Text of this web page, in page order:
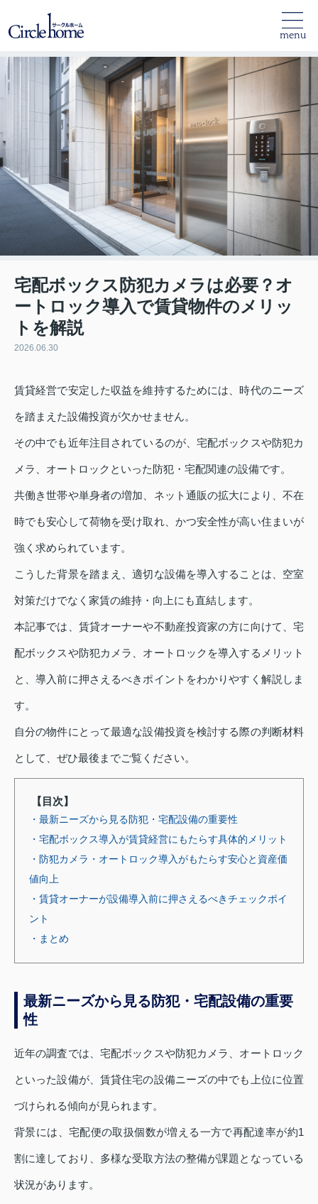
menu
宅配ボックス防犯カメラは必要？オ
ートロック導入で賃貸物件のメリッ
トを解説
2026.06.30
賃貸経営で安定した収益を維持するためには、時代のニーズ
を踏まえた設備投資が欠かせません。
その中でも近年注目されているのが、宅配ボックスや防犯カ
メラ、オートロックといった防犯・宅配関連の設備です。
共働き世帯や単身者の増加、ネット通販の拡大により、不在
時でも安心して荷物を受け取れ、かつ安全性が高い住まいが
強く求められています。
こうした背景を踏まえ、適切な設備を導入することは、空室
対策だけでなく家賃の維持・向上にも直結します。
本記事では、賃貸オーナーや不動産投資家の方に向けて、宅
配ボックスや防犯カメラ、オートロックを導入するメリット
と、導入前に押さえるべきポイントをわかりやすく解説しま
す。
自分の物件にとって最適な設備投資を検討する際の判断材料
として、ぜひ最後までご覧ください。
【目次】
・最新ニーズから見る防犯・宅配設備の重要性
・宅配ボックス導入が賃貸経営にもたらす具体的メリット
・防犯カメラ・オートロック導入がもたらす安心と資産価
値向上
・賃貸オーナーが設備導入前に押さえるべきチェックポイ
ント
・まとめ
最新ニーズから見る防犯・宅配設備の重要
性
近年の調査では、宅配ボックスや防犯カメラ、オートロック
といった設備が、賃貸住宅の設備ニーズの中でも上位に位置
づけられる傾向が見られます。
背景には、宅配便の取扱個数が増える一方で再配達率が約1
割に達しており、多様な受取方法の整備が課題となっている
状況があります。